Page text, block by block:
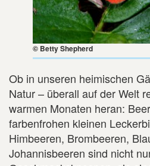
© Betty Shepherd
Ob in unseren heimischen
Natur – überall auf der Welt
warmen Monaten heran:
farbenfrohen kleinen
Himbeeren, Brombeeren,
Johannisbeeren sind nicht